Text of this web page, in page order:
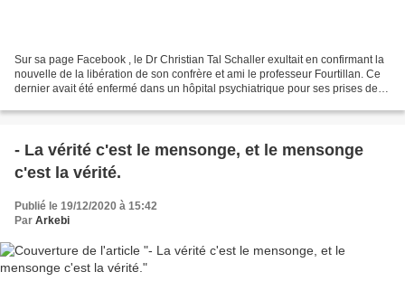
Sur sa page Facebook , le Dr Christian Tal Schaller exultait en confirmant la
nouvelle de la libération de son confrère et ami le professeur Fourtillan. Ce
dernier avait été enfermé dans un hôpital psychiatrique pour ses prises de
- La vérité c'est le mensonge, et le mensonge
c'est la vérité.
Publié le 19/12/2020 à 15:42
Par Arkebi